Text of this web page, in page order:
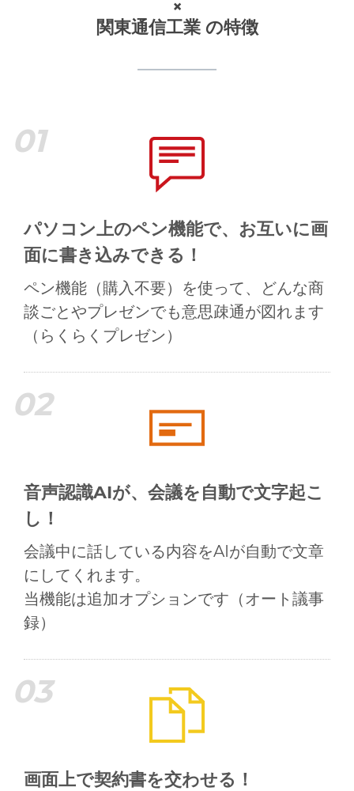
×
関東通信工業 の特徴
01
パソコン上のペン機能で、お互いに画
面に書き込みできる！
ペン機能（購入不要）を使って、
どんな商
談ごとやプレゼンでも意思疎通が図れます
（らくらくプレゼン）
02
音声認識AIが、会議を自動で文字起こ
し！
会議中に話している内容をAIが自動で文章
にしてくれます。
当機能は追加オプションです（オート議事
録）
03
画面上で契約書を交わせる！